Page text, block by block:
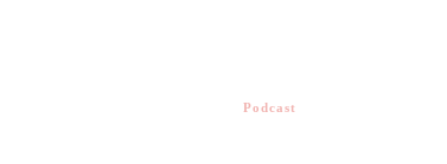
Podcast